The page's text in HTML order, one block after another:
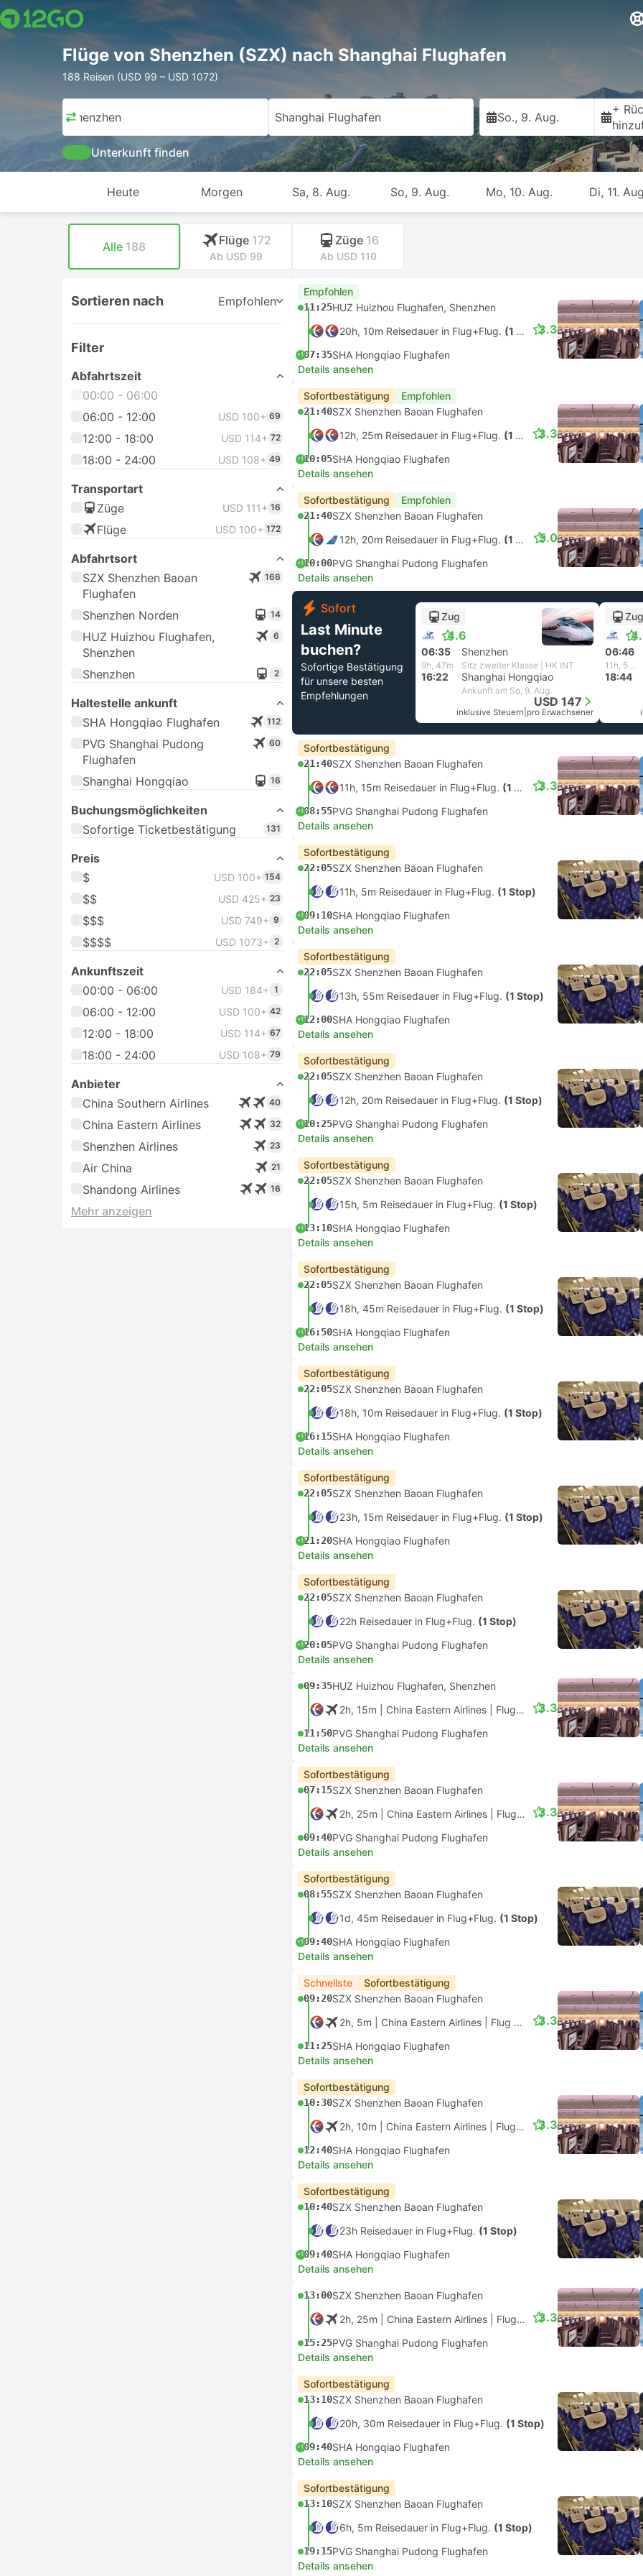
Flüge von Shenzhen (SZX) nach Shanghai Flughafen
188 Reisen (USD 99 – USD 1072)
Shenzhen Shanghai Flughafen So., 9. Aug.
+
Unterkunft finden
Heute Morgen Sa, 8. Aug. So, 9. Aug. Mo, 10. Aug. Di, 11.
Alle 188 Flüge 172
Ab USD 99
Züge 16
Ab USD 110
Sortieren nach Empfohlen
Filter
Abfahrtszeit
00:00 - 06:00
06:00 - 12:00
USD 100+ 69
12:00 - 18:00 USD 114+ 72
18:00 - 24:00 USD 108+ 49
Transportart
Züge
USD 111+ 16
Flüge USD 100+ 172
Abfahrtsort
SZX Shenzhen Baoan
Flughafen
166
Shenzhen Norden 14
HUZ Huizhou Flughafen,
Shenzhen
6
Shenzhen 2
Haltestelle ankunft
SHA Hongqiao Flughafen
112
PVG Shanghai Pudong
Flughafen
60
Shanghai Hongqiao 16
Buchungsmöglichkeiten
Sofortige Ticketbestätigung
131
Preis
$
USD 100+ 154
$$ USD 425+ 23
$$$ USD 749+ 9
$$$$ USD 1073+ 2
Ankunftszeit
00:00 - 06:00
USD 184+ 1
06:00 - 12:00 USD 100+ 42
12:00 - 18:00 USD 114+ 67
18:00 - 24:00 USD 108+ 79
Anbieter
China Southern Airlines
40
China Eastern Airlines 32
Shenzhen Airlines 23
Air China 21
Shandong Airlines 16
Mehr anzeigen
Empfohlen
11:25HUZ Huizhou Flughafen, Shenzhen
20h, 10m Reisedauer in Flug+Flug. (1 Stop)
+107:35SHA Hongqiao Flughafen
3.3
Details ansehen
Sofortbestätigung Empfohlen
21:40SZX Shenzhen Baoan Flughafen
12h, 25m Reisedauer in Flug+Flug. (1 Stop)
+110:05SHA Hongqiao Flughafen
3.3
Details ansehen
Sofortbestätigung Empfohlen
21:40SZX Shenzhen Baoan Flughafen
12h, 20m Reisedauer in Flug+Flug. (1 Stop)
+110:00PVG Shanghai Pudong Flughafen
5.0
Details ansehen
Sofort
Last Minute
buchen?
Sofortige Bestätigung
für unsere besten
Empfehlungen
Zug
4.6
06:35 Shenzhen
9h, 47m Sitz zweiter Klasse | HK INT
16:22 Shanghai Hongqiao
Ankunft am So, 9. Aug.
USD 147
inklusive Steuern pro Erwachsener
Zug
06:46
11h, 58m
18:44
Sofortbestätigung
21:40SZX Shenzhen Baoan Flughafen
11h, 15m Reisedauer in Flug+Flug. (1 Stop)
+108:55PVG Shanghai Pudong Flughafen
3.3
Details ansehen
Sofortbestätigung
22:05SZX Shenzhen Baoan Flughafen
11h, 5m Reisedauer in Flug+Flug. (1 Stop)
+109:10SHA Hongqiao Flughafen
Details ansehen
Sofortbestätigung
22:05SZX Shenzhen Baoan Flughafen
13h, 55m Reisedauer in Flug+Flug. (1 Stop)
+112:00SHA Hongqiao Flughafen
Details ansehen
Sofortbestätigung
22:05SZX Shenzhen Baoan Flughafen
12h, 20m Reisedauer in Flug+Flug. (1 Stop)
+110:25PVG Shanghai Pudong Flughafen
Details ansehen
Sofortbestätigung
22:05SZX Shenzhen Baoan Flughafen
15h, 5m Reisedauer in Flug+Flug. (1 Stop)
+113:10SHA Hongqiao Flughafen
Details ansehen
Sofortbestätigung
22:05SZX Shenzhen Baoan Flughafen
18h, 45m Reisedauer in Flug+Flug. (1 Stop)
+116:50SHA Hongqiao Flughafen
Details ansehen
Sofortbestätigung
22:05SZX Shenzhen Baoan Flughafen
18h, 10m Reisedauer in Flug+Flug. (1 Stop)
+116:15SHA Hongqiao Flughafen
Details ansehen
Sofortbestätigung
22:05SZX Shenzhen Baoan Flughafen
23h, 15m Reisedauer in Flug+Flug. (1 Stop)
+121:20SHA Hongqiao Flughafen
Details ansehen
Sofortbestätigung
22:05SZX Shenzhen Baoan Flughafen
22h Reisedauer in Flug+Flug. (1 Stop)
+120:05PVG Shanghai Pudong Flughafen
Details ansehen
09:35HUZ Huizhou Flughafen, Shenzhen
2h, 15m | China Eastern Airlines Flug #MU6932 |Economy
11:50PVG Shanghai Pudong Flughafen
3.3
Details ansehen
Sofortbestätigung
07:15SZX Shenzhen Baoan Flughafen
2h, 25m | China Eastern Airlines Flug #MU5332 |Economy
09:40PVG Shanghai Pudong Flughafen
3.3
Details ansehen
Sofortbestätigung
08:55SZX Shenzhen Baoan Flughafen
1d, 45m Reisedauer in Flug+Flug. (1 Stop)
+109:40SHA Hongqiao Flughafen
Details ansehen
Schnellste Sofortbestätigung
09:20SZX Shenzhen Baoan Flughafen
2h, 5m | China Eastern Airlines Flug #MU5334 |Economy
11:25SHA Hongqiao Flughafen
3.3
Details ansehen
Sofortbestätigung
10:30SZX Shenzhen Baoan Flughafen
2h, 10m | China Eastern Airlines Flug #MU5336 |Economy
12:40SHA Hongqiao Flughafen
3.3
Details ansehen
Sofortbestätigung
10:40SZX Shenzhen Baoan Flughafen
23h Reisedauer in Flug+Flug. (1 Stop)
+109:40SHA Hongqiao Flughafen
Details ansehen
13:00SZX Shenzhen Baoan Flughafen
2h, 25m | China Eastern Airlines Flug #MU5342 |Economy
15:25PVG Shanghai Pudong Flughafen
3.3
Details ansehen
Sofortbestätigung
13:10SZX Shenzhen Baoan Flughafen
20h, 30m Reisedauer in Flug+Flug. (1 Stop)
+109:40SHA Hongqiao Flughafen
Details ansehen
Sofortbestätigung
13:10SZX Shenzhen Baoan Flughafen
6h, 5m Reisedauer in Flug+Flug. (1 Stop)
19:15PVG Shanghai Pudong Flughafen
Details ansehen